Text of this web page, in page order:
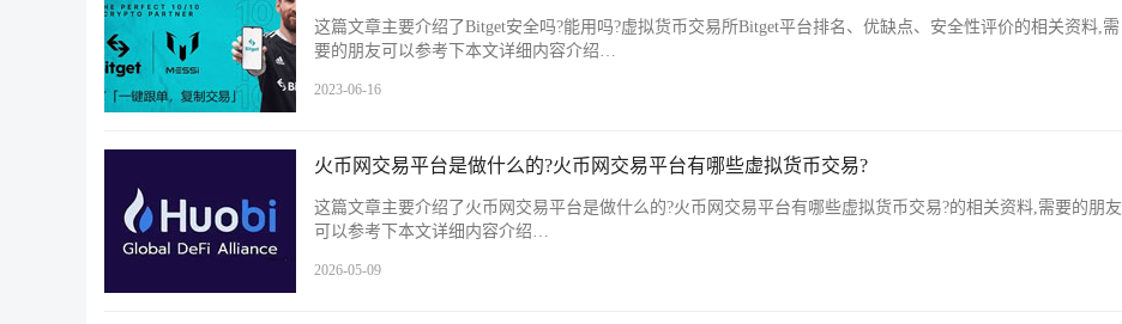
这篇文章主要介绍了Bitget安全吗?能用吗?虚拟货币交易所Bitget平台排名、优缺点、安全性评价的相关资料,需
要的朋友可以参考下本文详细内容介绍…
2023-06-16
火币网交易平台是做什么的?火币网交易平台有哪些虚拟货币交易?
这篇文章主要介绍了火币网交易平台是做什么的?火币网交易平台有哪些虚拟货币交易?的相关资料,需要的朋友
可以参考下本文详细内容介绍…
2026-05-09